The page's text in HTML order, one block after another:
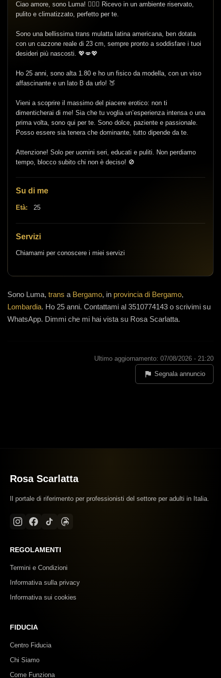
Ciao amore, sono Luma! 🙋🏽‍♀️ Ricevo in un ambiente riservato,
pulito e climatizzato, perfetto per te.
Sono una bellissima trans mulatta latina americana, ben dotata
con un cazzone reale di 23 cm, sempre pronto a soddisfare i tuoi
desideri più nascosti. 💖💋💖
Ho 25 anni, sono alta 1.80 e ho un fisico da modella, con un viso
affascinante e un lato B da urlo! 🍑
Vieni a scoprire il massimo del piacere erotico: non ti
dimenticherai di me! Sia che tu voglia un’esperienza intensa o una
prima volta, sono qui per te. Sono dolce, paziente e passionale.
Posso essere sia tenera che dominante, tutto dipende da te.
Attenzione! Solo per uomini seri, educati e puliti. Non perdiamo
tempo, blocco subito chi non è deciso! 🚫
Su di me
Età: 25
Servizi
Chiamami per conoscere i miei servizi
Sono Luma, trans a Bergamo, in provincia di Bergamo,
Lombardia. Ho 25 anni. Contattami al 3510774143 o scrivimi su
WhatsApp. Dimmi che mi hai vista su Rosa Scarlatta.
Ultimo aggiornamento: 07/08/2026 - 21:20
Segnala annuncio
Rosa Scarlatta
Il portale di riferimento per professionisti del settore per adulti in Italia.
REGOLAMENTI
Termini e Condizioni
Informativa sulla privacy
Informativa sui cookies
FIDUCIA
Centro Fiducia
Chi Siamo
Come Funziona